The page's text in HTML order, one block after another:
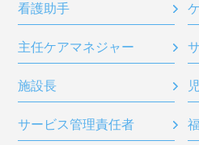
看護助手
主任ケアマネジャー
施設長
サービス管理責任者